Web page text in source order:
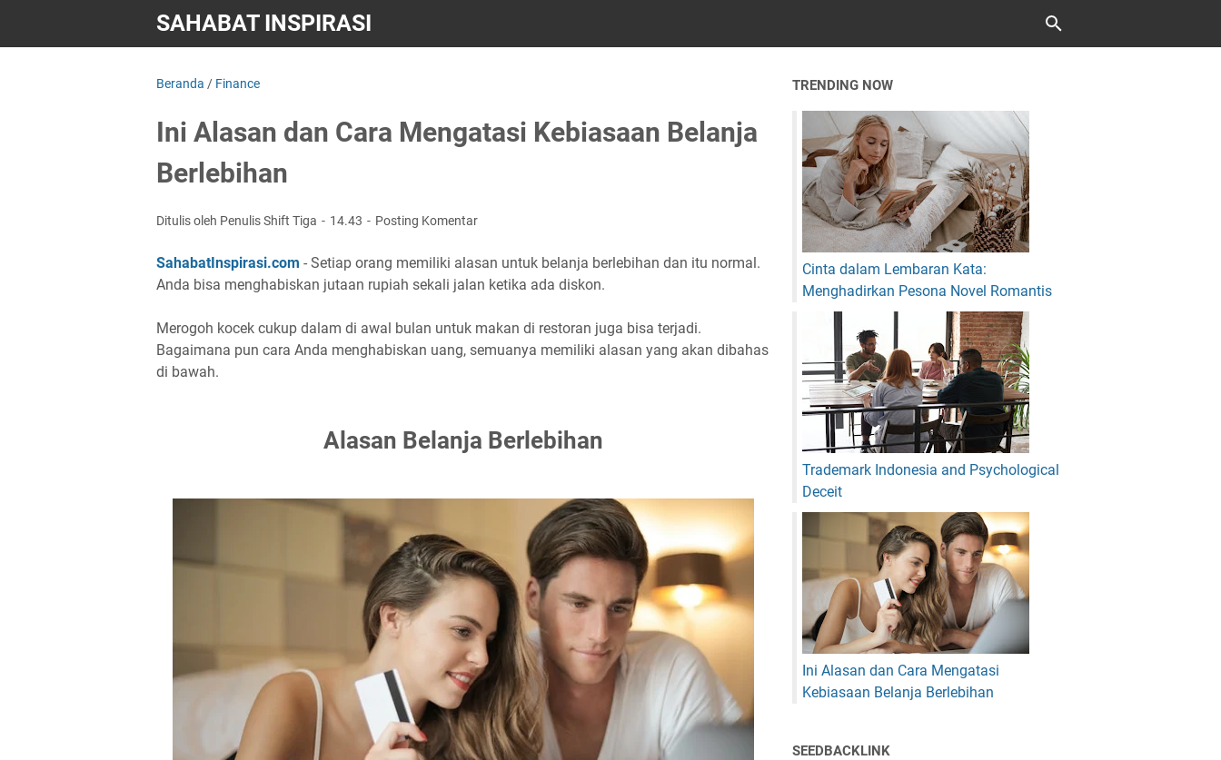
SAHABAT INSPIRASI
Beranda / Finance
Ini Alasan dan Cara Mengatasi Kebiasaan Belanja
Berlebihan
Ditulis oleh Penulis Shift Tiga 14.43 Posting Komentar
SahabatInspirasi.com - Setiap orang memiliki alasan untuk belanja berlebihan dan itu normal.
Anda bisa menghabiskan jutaan rupiah sekali jalan ketika ada diskon.
Merogoh kocek cukup dalam di awal bulan untuk makan di restoran juga bisa terjadi.
Bagaimana pun cara Anda menghabiskan uang, semuanya memiliki alasan yang akan dibahas
di bawah.
Alasan Belanja Berlebihan
TRENDING NOW
Cinta dalam Lembaran Kata:
Menghadirkan Pesona Novel Romantis
Trademark Indonesia and Psychological
Deceit
Ini Alasan dan Cara Mengatasi
Kebiasaan Belanja Berlebihan
SEEDBACKLINK